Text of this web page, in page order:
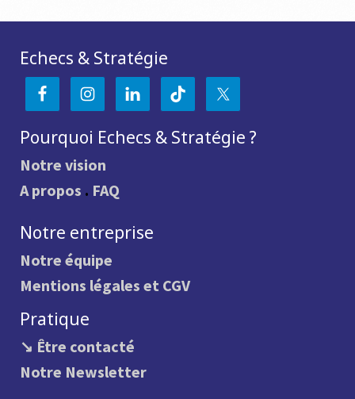
Echecs & Stratégie
Pourquoi Echecs & Stratégie ?
Notre vision
A propos . FAQ
Notre entreprise
Notre équipe
Mentions légales et CGV
Pratique
↘ Être contacté
Notre Newsletter